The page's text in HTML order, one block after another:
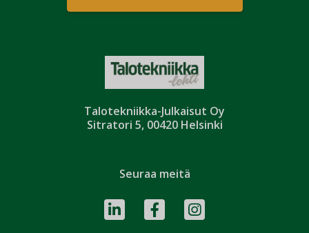
Talotekniikka-Julkaisut Oy
Sitratori 5, 00420 Helsinki
Seuraa meitä